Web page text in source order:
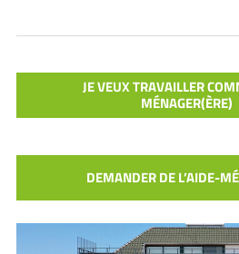
JE VEUX TRAVAILLER
MÉNAGER(ÈRE)
DEMANDER DE L’AIDE-